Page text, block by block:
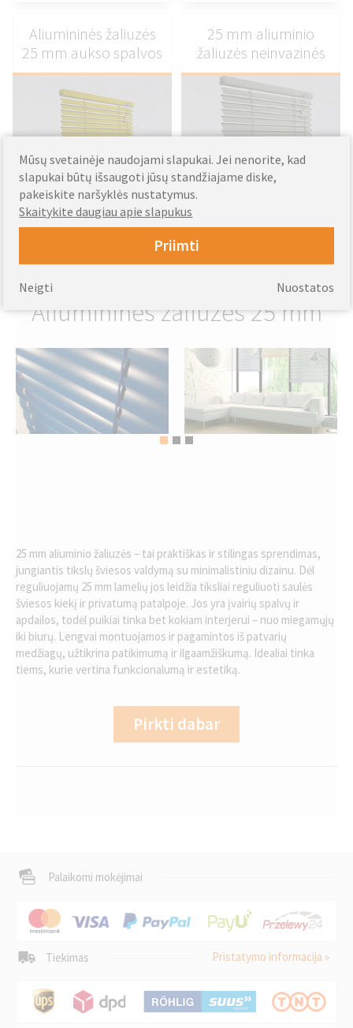
PRITAIKYTI
Aliumininės žaliuzės
25 mm aukso spalvos
EUR
25 mm aliuminio
žaliuzės neinvazinės
Aliumininės žaliuzės 25 mm
25 mm aliuminio žaliuzės – tai praktiškas ir stilingas sprendimas,
jungiantis tikslų šviesos valdymą su minimalistiniu dizainu. Dėl
reguliuojamų 25 mm lamelių jos leidžia tiksliai reguliuoti saulės
šviesos kiekį ir privatumą patalpoje. Jos yra įvairių spalvų ir
apdailos, todėl puikiai tinka bet kokiam interjerui – nuo miegamųjų
iki biurų. Lengvai montuojamos ir pagamintos iš patvarių
medžiagų, užtikrina patikimumą ir ilgaamžiškumą. Idealiai tinka
tiems, kurie vertina funkcionalumą ir estetiką.
Pirkti dabar
Palaikomi mokėjimai
Tiekimas Pristatymo informacija »
Mūsų svetainėje naudojami slapukai. Jei nenorite, kad
slapukai būtų išsaugoti jūsų standžiajame diske,
pakeiskite naršyklės nustatymus.
Skaitykite daugiau apie slapukus
Priimti
Nuostatos
Neigti